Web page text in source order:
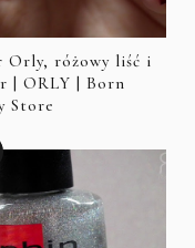
Orly, różowy liść i
| ORLY | Born
Store